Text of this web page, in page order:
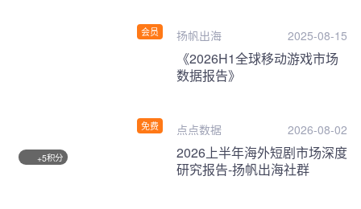
会员 扬帆出海 2025-08-15
免费
《2026H1全球移动游戏市场
数据报告》
点点数据 2026-08-02
+5积分
2026上半年海外短剧市场深度
研究报告-扬帆出海社群